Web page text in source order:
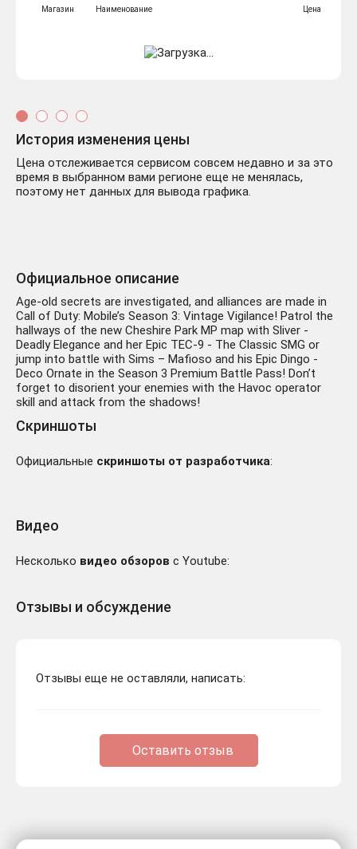
Магазин Наименование Цена
История изменения цены
Цена отслеживается сервисом совсем недавно и за это
время в выбранном вами регионе еще не менялась,
поэтому нет данных для вывода графика.
Официальное описание
Age-old secrets are investigated, and alliances are made in
Call of Duty: Mobile’s Season 3: Vintage Vigilance! Patrol the
hallways of the new Cheshire Park MP map with Sliver -
Deadly Elegance and her Epic TEC-9 - The Classic SMG or
jump into battle with Sims – Mafioso and his Epic Dingo -
Deco Ornate in the Season 3 Premium Battle Pass! Don’t
forget to disorient your enemies with the Havoc operator
skill and attack from the shadows!
Скриншоты
Официальные скриншоты от разработчика:
Видео
Несколько видео обзоров с Youtube:
Отзывы и обсуждение
Отзывы еще не оставляли, написать:
Оставить отзыв